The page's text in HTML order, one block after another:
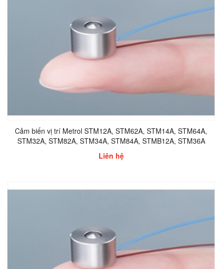
Cảm biến vị trí Metrol STM12A, STM62A, STM14A, STM64A,
STM32A, STM82A, STM34A, STM84A, STMB12A, STM36A
Liên hệ